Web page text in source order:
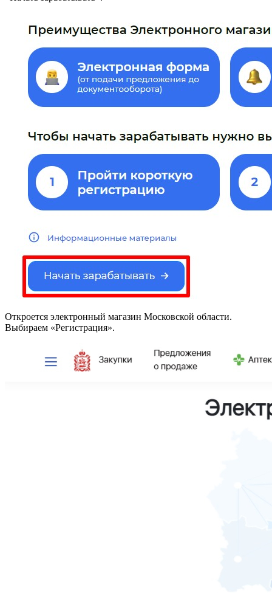
Откроется электронный магазин Московской области.
Выбираем «Регистрация».